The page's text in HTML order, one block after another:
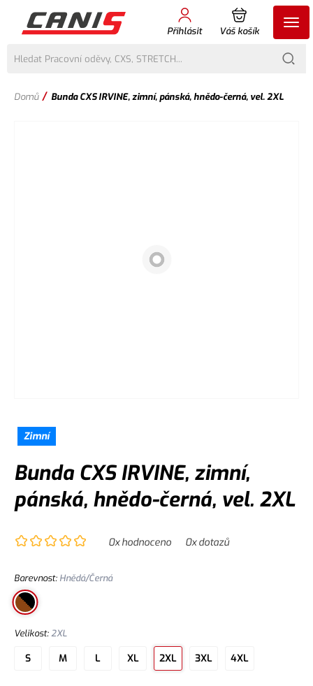
Přihlásit Váš košík
Domů / Bunda CXS IRVINE, zimní, pánská, hnědo-černá, vel. 2XL
Zimní
Bunda CXS IRVINE, zimní,
pánská, hnědo-černá, vel. 2XL
0x hodnoceno 0x dotazů
Barevnost: Hnědá/Černá
Velikost:2XL
S M L XL 2XL 3XL 4XL